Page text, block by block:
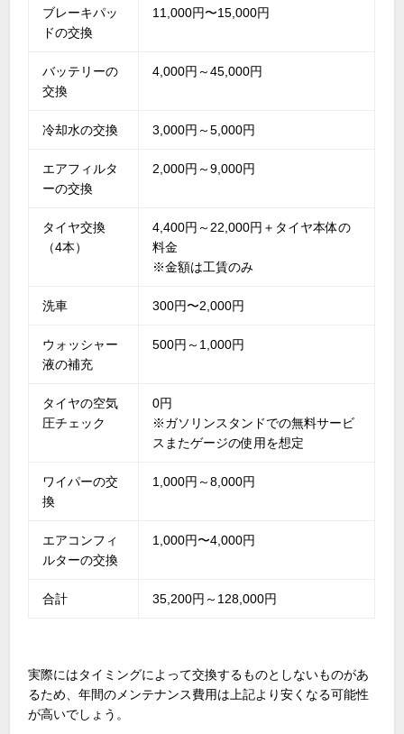
ブレーキパッ
ドの交換
11,000円〜15,000円
バッテリーの
交換
4,000円～45,000円
冷却水の交換 3,000円～5,000円
エアフィルタ
ーの交換
2,000円～9,000円
タイヤ交換
（4本）
4,400円～22,000円＋タイヤ本体の
料金
※金額は工賃のみ
洗車 300円〜2,000円
ウォッシャー
液の補充
500円～1,000円
タイヤの空気
圧チェック
0円
※ガソリンスタンドでの無料サービ
スまたゲージの使用を想定
ワイパーの交
換
1,000円～8,000円
エアコンフィ
ルターの交換
1,000円〜4,000円
合計 35,200円～128,000円
実際にはタイミングによって交換するものとしないものがあ
るため、年間のメンテナンス費用は上記より安くなる可能性
が高いでしょう。